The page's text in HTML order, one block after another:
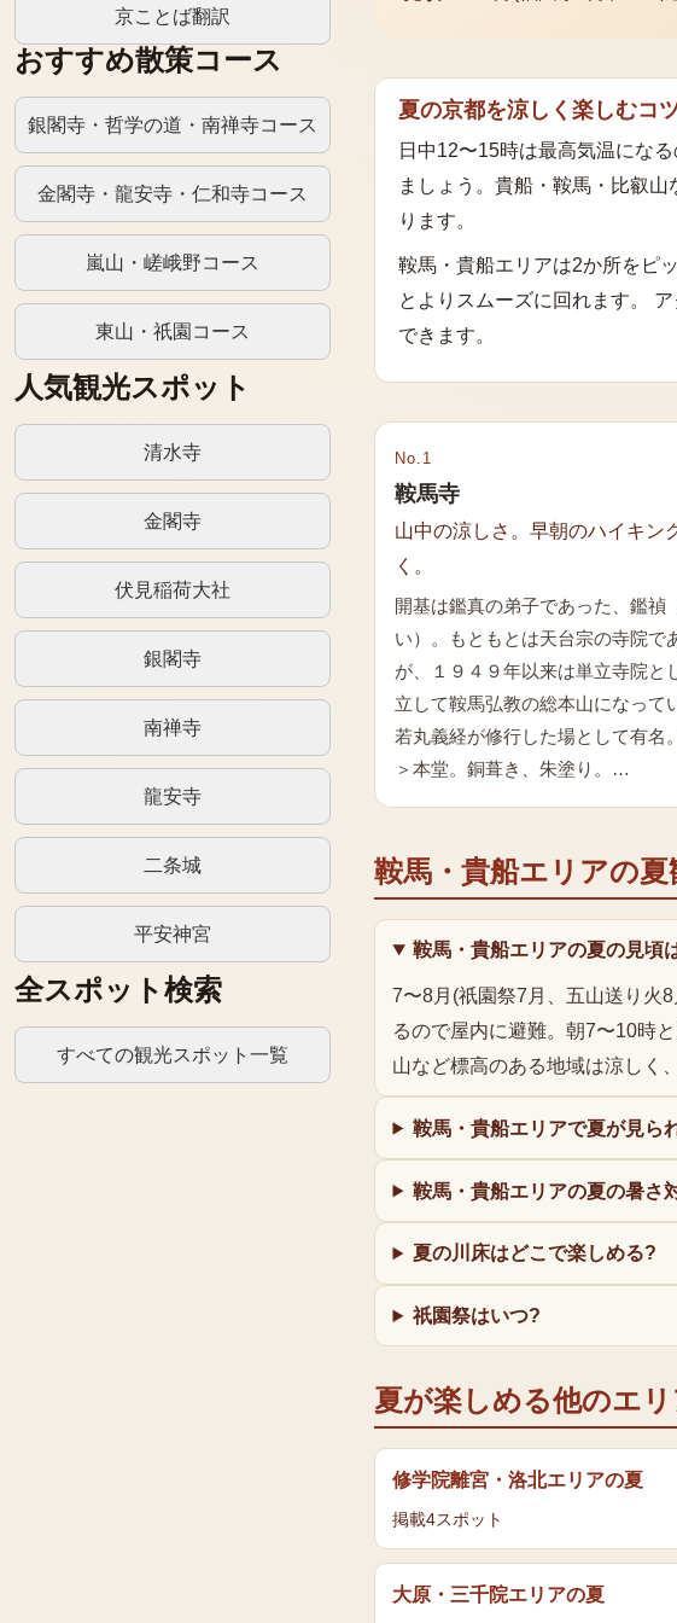
京ことば翻訳
おすすめ散策コース
銀閣寺・哲学の道・南禅寺コース
金閣寺・龍安寺・仁和寺コース
嵐山・嵯峨野コース
東山・祇園コース
人気観光スポット
清水寺
金閣寺
伏見稲荷大社
銀閣寺
南禅寺
龍安寺
二条城
平安神宮
全スポット検索
すべての観光スポット一覧
夏の京都を涼しく楽しむコ
日中12〜15時は最高気温にな
ましょう。貴船・鞍馬・比叡
ります。
鞍馬・貴船エリアは2か所をピ
とよりスムーズに回れます。
できます。
No. 1
鞍馬寺
山中の涼しさ。早朝のハイキン
く。
開基は鑑真の弟子であった、鑑禎
い）。もともとは天台宗の寺院で
が、１９４９年以来は単立寺院と
立して鞍馬弘教の総本山になって
若丸義経が修行した場として有名
＞本堂。銅葺き、朱塗り。…
鞍馬・貴船エリアの夏
鞍馬・貴船エリアの夏の見頃
7〜8月(祇園祭7月、五山送り火
るので屋内に避難。朝7〜10時
山など標高のある地域は涼しく
鞍馬・貴船エリアで夏が見ら
鞍馬・貴船エリアの夏の暑さ
夏の川床はどこで楽しめる?
祇園祭はいつ?
夏が楽しめる他のエリ
修学院離宮・洛北エリアの夏
掲載4スポット
大原・三千院エリアの夏